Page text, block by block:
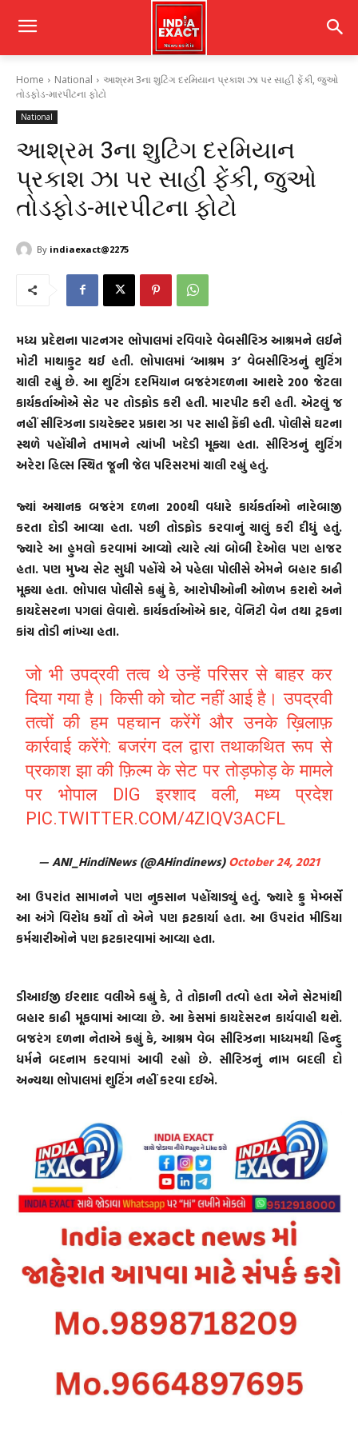
Home National
આશ્રમ 3ના શુટિંગ દરમિયાન પ્રકાશ ઝા પર સાહી ફેંકી, જુઓ
તોડફોડ-મારપીટના ફોટો
National
આશ્રમ 3ના શુટિંગ દરમિયાન
પ્રકાશ ઝા પર સાહી ફેંકી, જુઓ
તોડફોડ-મારપીટના ફોટો
By indiaexact@2275
મધ્ય પ્રદેશના પાટનગર ભોપાલમાં રવિવારે વેબસીરિઝ આશ્રમને લઈને
મોટી માથાકુટ થઈ હતી. ભોપાલમાં ‘આશ્રમ 3’ વેબસીરિઝનું શુટિંગ
ચાલી રહ્યું છે. આ શુટિંગ દરમિયાન બજરંગદળના આશરે 200 જેટલા
કાર્યકર્તાઓએે સેટ પર તોડફોડ કરી હતી. મારપીટ કરી હતી. એટલું જ
નહીં સીરિઝના ડાયરેક્ટર પ્રકાશ ઝા પર સાહી ફેંકી હતી. પોલીસે ઘટના
સ્થળે પહોંચીને તમામને ત્યાંખી ખદેડી મૂક્યા હતા. સીરિઝનું શુટિંગ
અરેરા હિલ્સ સ્થિત જૂની જેલ પરિસરમાં ચાલી રહ્યું હતું.
જ્યાં અચાનક બજરંગ દળના 200થી વધારે કાર્યકર્તાઓ નારેબાજી
કરતા દોડી આવ્યા હતા. પછી તોડફોડ કરવાનું ચાલું કરી દીધું હતું.
જ્યારે આ હુમલો કરવામાં આવ્યો ત્યારે ત્યાં બોબી દેઓલ પણ હાજર
હતા. પણ મુખ્ય સેટ સુધી પહોંચે એ પહેલા પોલીસે એમને બહાર કાઢી
મૂક્યા હતા. ભોપાલ પોલીસે કહ્યું કે, આરોપીઓની ઓળખ કરાશે અને
કાયદેસરના પગલાં લેવાશે. કાર્યકર્તાઓએ કાર, વેનિટી વેન તથા ટ્રકના
કાંચ તોડી નાંખ્યા હતા.
जो भी उपद्रवी तत्व थे उन्हें परिसर से बाहर कर
दिया गया है। किसी को चोट नहीं आई है। उपद्रवी
तत्वों की हम पहचान करेंगें और उनके ख़िलाफ़
कार्रवाई करेंगे: बजरंग दल द्वारा तथाकथित रूप से
प्रकाश झा की फ़िल्म के सेट पर तोड़फोड़ के मामले
पर भोपाल DIG इरशाद वली, मध्य प्रदेश
PIC.TWITTER.COM/4ZIQV3ACFL
— ANI_HindiNews (@AHindinews)October 24, 2021
આ ઉપરાંત સામાનને પણ નુકસાન પહોંચાડ્યું હતું. જ્યારે ક્રુ મેમ્બર્સે
આ અંગે વિરોધ કર્યો તો એને પણ ફટકાર્યા હતા. આ ઉપરાંત મીડિયા
કર્મચારીઓને પણ ફટકારવામાં આવ્યા હતા.
ડીઆઈજી ઈરશાદ વલીએ કહ્યું કે, તે તોફાની તત્વો હતા એને સેટમાંથી
બહાર કાઢી મૂકવામાં આવ્યા છે. આ કેસમાં કાયદેસરન કાર્યવાહી થશે.
બજરંગ દળના નેતાએ કહ્યું કે, આશ્રમ વેબ સીરિઝના માધ્યમથી હિન્દુ
ધર્મને બદનામ કરવામાં આવી રહ્યો છે. સીરિઝનું નામ બદલી દો
અન્યથા ભોપાલમાં શુટિંગ નહીં કરવા દઈએ.